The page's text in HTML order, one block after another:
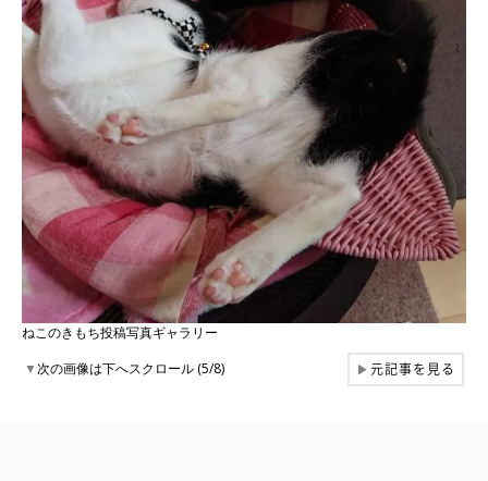
ねこのきもち投稿写真ギャラリー
▼次の画像は下へスクロール (5/8) ▶元記事を見る